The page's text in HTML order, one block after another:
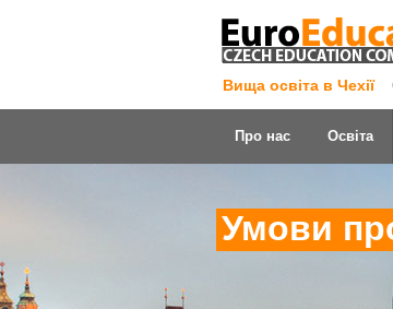
Вища освіта в Чехії
Про нас Освіта
Умови